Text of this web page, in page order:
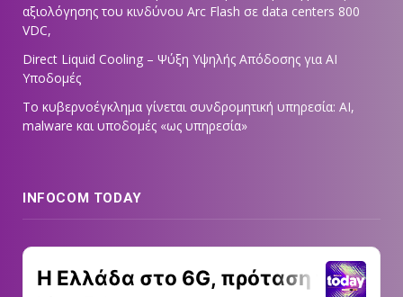
αξιολόγησης του κινδύνου Arc Flash σε data centers 800
VDC,
Direct Liquid Cooling – Ψύξη Υψηλής Απόδοσης για AI
Υποδομές
Το κυβερνοέγκλημα γίνεται συνδρομητική υπηρεσία: AI,
malware και υποδομές «ως υπηρεσία»
INFOCOM TODAY